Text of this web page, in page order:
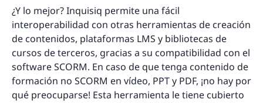
¿Y lo mejor? Inquisiq permite una fácil
interoperabilidad con otras herramientas de creación
de contenidos, plataformas LMS y bibliotecas de
cursos de terceros, gracias a su compatibilidad con el
software SCORM. En caso de que tenga contenido de
formación no SCORM en vídeo, PPT y PDF, ¡no hay por
qué preocuparse! Esta herramienta le tiene cubierto